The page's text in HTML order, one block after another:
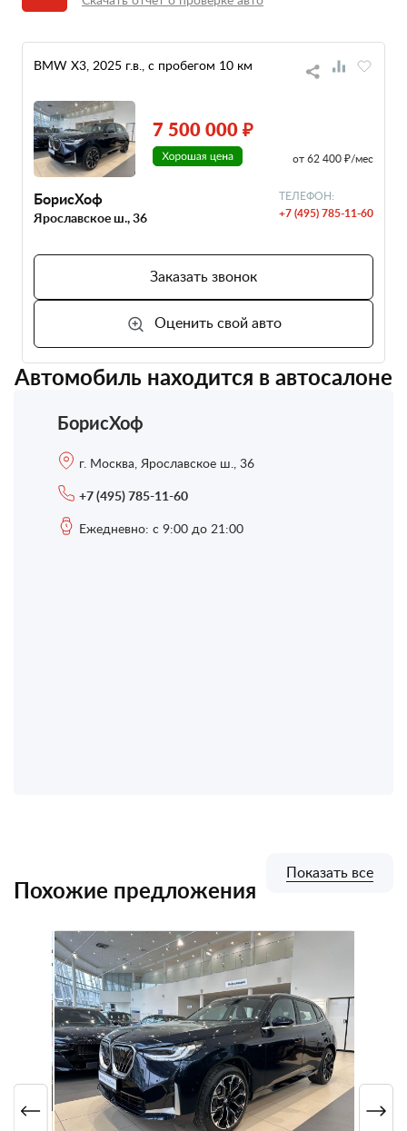
BMW X3, 2025 г.в., с пробегом 10 км
7 500 000 ₽
от 62 400 ₽/мес
БорисХоф
Ярославское ш., 36
ТЕЛЕФОН:
+7 (495) 785-11-60
Заказать звонок
Оценить свой авто
Автомобиль находится в автосалоне
БорисХоф
г. Москва, Ярославское ш., 36
+7 (495) 785-11-60
Ежедневно: с 9:00 до 21:00
Похожие предложения
Показать все